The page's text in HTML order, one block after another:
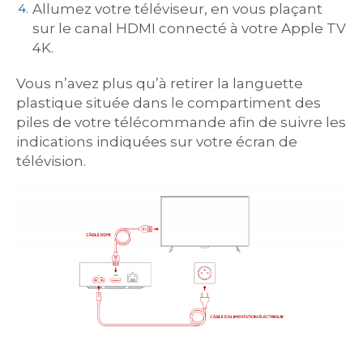
Allumez votre téléviseur, en vous plaçant
sur le canal HDMI connecté à votre Apple TV
4K.
Vous n’avez plus qu’à retirer la languette
plastique située dans le compartiment des
piles de votre télécommande afin de suivre les
indications indiquées sur votre écran de
télévision.